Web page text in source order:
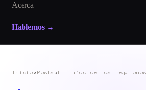
Acerca
Hablemos →
Inicio›Posts ›El ruido de los megáfonos